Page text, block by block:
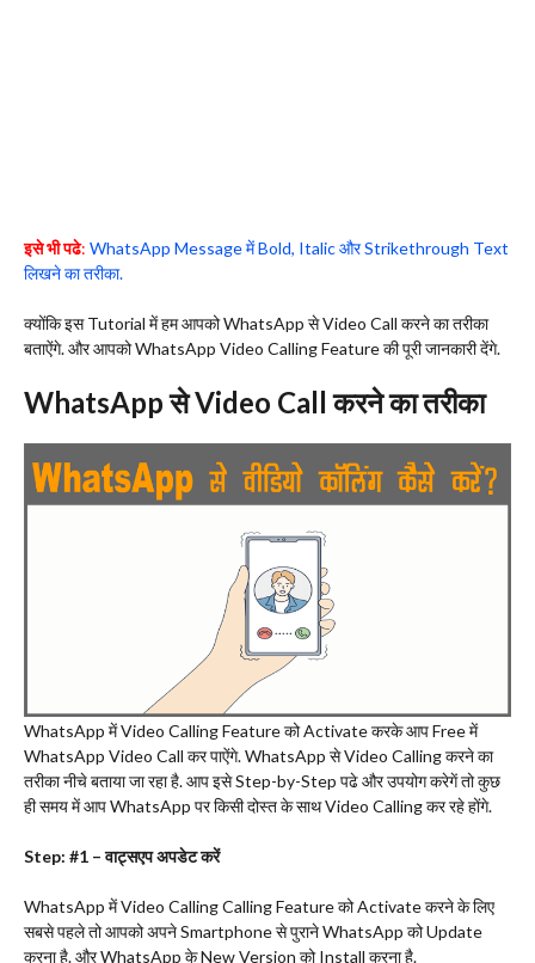
इसे भी पढे: WhatsApp Message में Bold, Italic और Strikethrough Text
लिखने का तरीका.
क्योंकि इस Tutorial में हम आपको WhatsApp से Video Call करने का तरीका
बताऐंगे. और आपको WhatsApp Video Calling Feature की पूरी जानकारी देंगे.
WhatsApp से Video Call करने का तरीका
WhatsApp में Video Calling Feature को Activate करके आप Free में
WhatsApp Video Call कर पाऐंगे. WhatsApp से Video Calling करने का
तरीका नीचे बताया जा रहा है. आप इसे Step-by-Step पढे और उपयोग करेगें तो कुछ
ही समय में आप WhatsApp पर किसी दोस्त के साथ Video Calling कर रहे होंगे.
Step: #1 – वाट्सएप अपडेट करें
WhatsApp में Video Calling Calling Feature को Activate करने के लिए
सबसे पहले तो आपको अपने Smartphone से पुराने WhatsApp को Update
करना है. और WhatsApp के New Version को Install करना है.